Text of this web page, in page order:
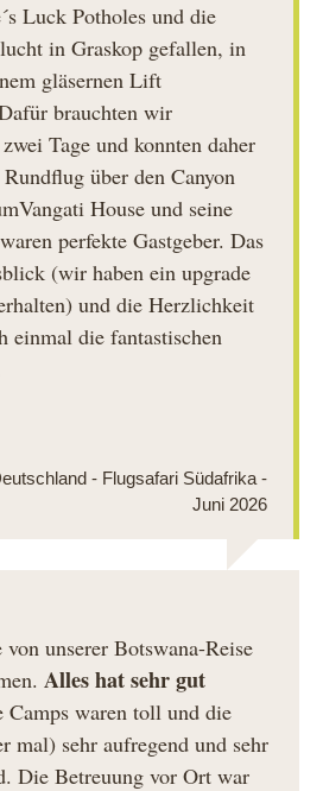
Luck Potholes und die
in Graskop gefallen, in
gläsernen Lift
brauchten wir
Tage und konnten daher
über den Canyon
House und seine
perfekte Gastgeber. Das
(wir haben ein upgrade
und die Herzlichkeit
einmal die fantastischen
- Flugsafari Südafrika -
Juni 2026
unserer Botswana-Reise
Alles hat sehr gut
Camps waren toll und die
mal) sehr aufregend und sehr
Die Betreuung vor Ort war